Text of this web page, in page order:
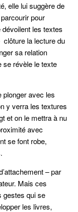
elle lui suggère de
pour
les textes
clôture la lecture du
sa relation
se révèle le texte
plonger avec les
y verra les textures
et on le mettra à nu
avec
se font robe,
– par
Mais ces
gestes qui se
les livres,